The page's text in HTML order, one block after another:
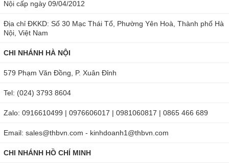
Nội cấp ngày 09/04/2012
Địa chỉ ĐKKD: Số 30 Mạc Thái Tổ, Phường Yên Hoà, Thành phố Hà
Nội, Việt Nam
CHI NHÁNH HÀ NỘI
579 Phạm Văn Đồng, P. Xuân Đỉnh
Tel: (024) 3793 8604
Zalo: 0916610499 | 0976606017 | 0981060817 | 0865 466 689
Email: sales@thbvn.com - kinhdoanh1@thbvn.com
CHI NHÁNH HỒ CHÍ MINH